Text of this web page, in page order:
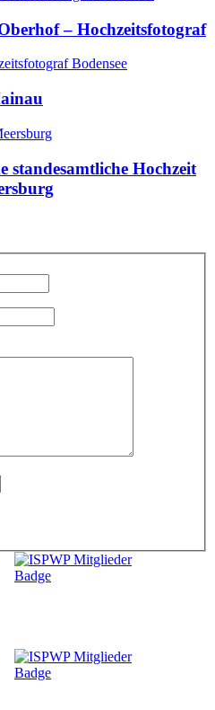
– Hochzeitsfotograf
Hochzeit